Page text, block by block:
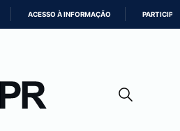
CONTEÚDO
ACESSO À INFORMAÇÃO PARTICIPE